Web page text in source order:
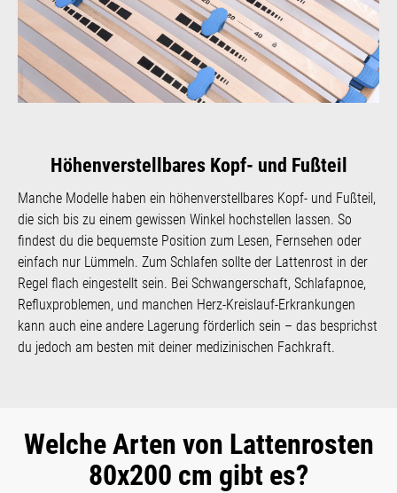
Höhenverstellbares Kopf- und Fußteil
Manche Modelle haben ein höhenverstellbares Kopf- und Fußteil,
die sich bis zu einem gewissen Winkel hochstellen lassen. So
findest du die bequemste Position zum Lesen, Fernsehen oder
einfach nur Lümmeln. Zum Schlafen sollte der Lattenrost in der
Regel flach eingestellt sein. Bei Schwangerschaft, Schlafapnoe,
Refluxproblemen, und manchen Herz-Kreislauf-Erkrankungen
kann auch eine andere Lagerung förderlich sein – das besprichst
du jedoch am besten mit deiner medizinischen Fachkraft.
Welche Arten von Lattenrosten
80x200 cm gibt es?